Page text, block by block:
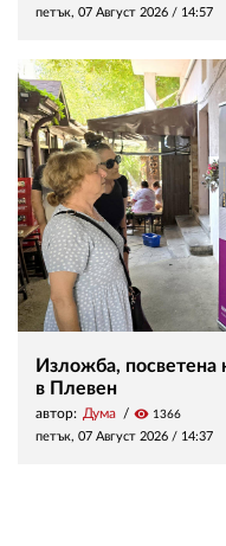
петък, 07 Август 2026 / 14:57
Изложба, посветена
в Плевен
автор: Дума visibility 1366
петък, 07 Август 2026 / 14:37